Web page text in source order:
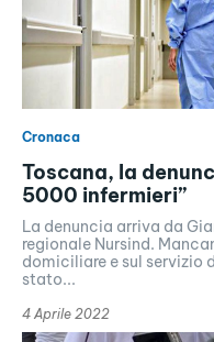
Cronaca
Toscana, la
5000 infermieri”
La denuncia arriva da
regionale Nursind.
domiciliare e sul servizio
stato...
4 Aprile 2022